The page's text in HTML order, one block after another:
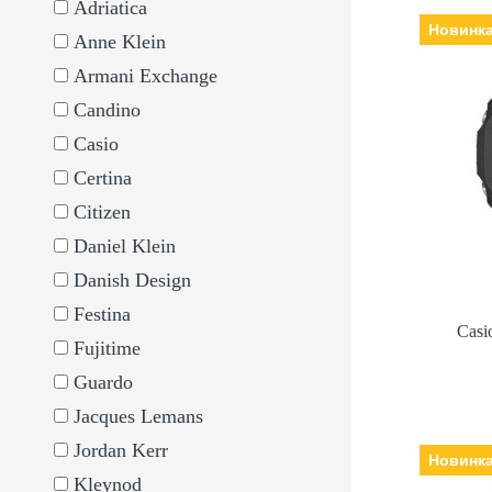
Adriatica
Anne Klein
Armani Exchange
Candino
Casio
Certina
Citizen
Daniel Klein
Danish Design
Festina
Fujitime
Guardo
Jacques Lemans
Jordan Kerr
Kleynod
Скло: мінеральне,
браслет: